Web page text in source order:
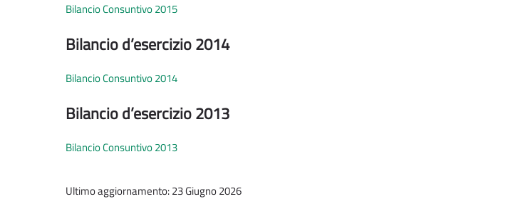
Bilancio Consuntivo 2015
Bilancio d’esercizio 2014
Bilancio Consuntivo 2014
Bilancio d’esercizio 2013
Bilancio Consuntivo 2013
Ultimo aggiornamento: 23 Giugno 2026